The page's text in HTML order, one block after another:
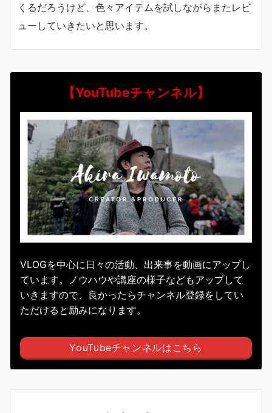
くるだろうけど、色々アイテムを試しながらまたレビ
ューしていきたいと思います。
【YouTubeチャンネル】
VLOGを中心に日々の活動、出来事を動画にアップし
ています。ノウハウや講座の様子などもアップして
いきますので、良かったらチャンネル登録をしてい
ただけると励みになります。
YouTubeチャンネルはこちら